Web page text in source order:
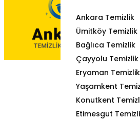
Ankara Temizlik
Ümitköy Temizlik
Bağlıca Temizlik
Çayyolu Temizlik
Eryaman Temizlik
Yaşamkent
Konutkent
Etimesgut